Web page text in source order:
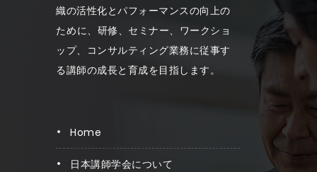
織の活性化とパフォーマンスの向上の
ため に、研修、セミナー、ワークショ
ップ、コンサルティング業務に従事す
る講師の成長と育成を目指します。
home
日本講師学会について